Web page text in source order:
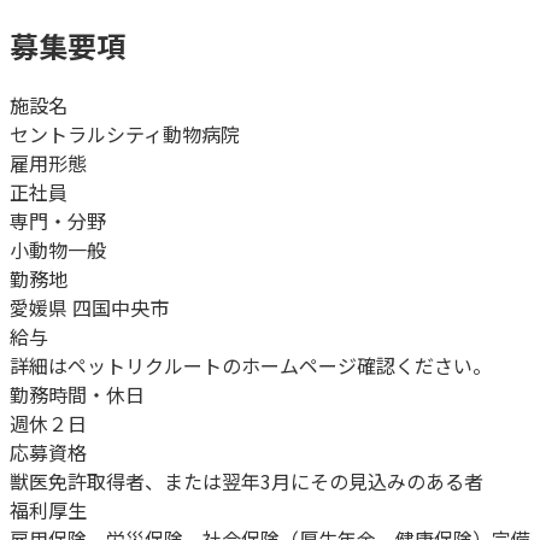
募集要項
施設名
セントラルシティ動物病院
雇用形態
正社員
専門・分野
小動物一般
勤務地
愛媛県 四国中央市
給与
詳細はペットリクルートのホームページ確認ください。
勤務時間・休日
週休２日
応募資格
獣医免許取得者、または翌年3月にその見込みのある者
福利厚生